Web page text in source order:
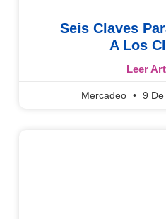
Seis Claves
A Los
Leer
Mercadeo 9 De